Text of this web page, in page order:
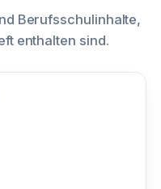
Berufsschulinhalte,
enthalten sind.